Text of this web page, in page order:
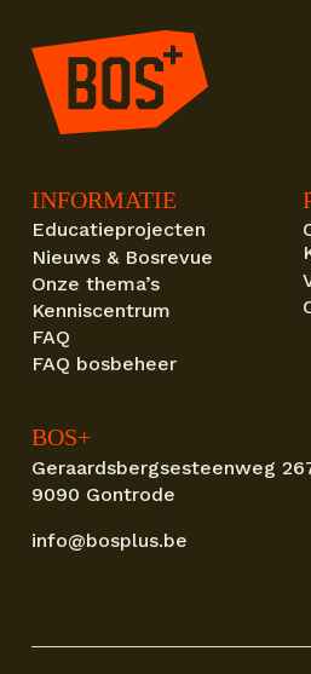
INFORMATIE
Educatieprojecten
Nieuws & Bosrevue
Onze thema’s
Kenniscentrum
FAQ
FAQ bosbeheer
BOS+
Geraardsbergsesteenweg
9090 Gontrode
info@bosplus.be